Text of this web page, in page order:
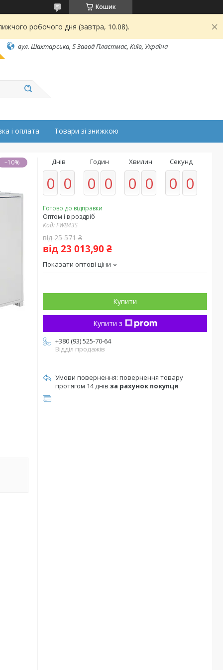
Кошик
робочого дня (завтра, 10.08).
вул. Шахтарська, 5 Завод Пластмас, Київ, Україна
і оплата Товари зі знижкою
–10% Днів
0 0
Годин
0 0
Хвилин
0 0
Секунд
0 0
Готово до відправки
Оптом і в роздріб
Код:FWB43S
від 25 571 ₴
від 23 013,90 ₴
Показати оптові ціни
Купити
Купити з
+380 (93) 525-70-64
Відділ продажів
повернення товару
протягом 14 днів за рахунок покупця